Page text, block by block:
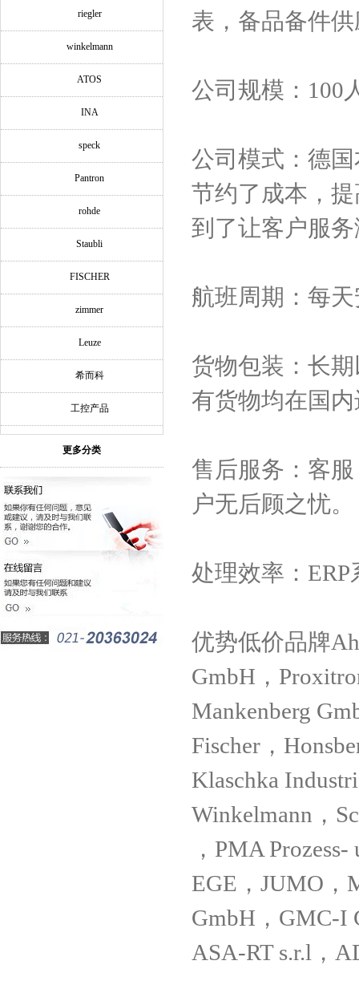
riegler
winkelmann
ATOS
INA
speck
Pantron
rohde
Staubli
FISCHER
zimmer
Leuze
希而科
工控产品
更多分类
表，备品备件
公司规模：100
公司模式：德
节约了成本，
到了让客户服
航班周期：每
货物包装：长
有货物均在国
售后服务：客
户无后顾之忧。
处理效率：
优势低价品牌
GmbH，
Mankenberg
Fischer，
Klaschka
Winkelmann，
，PMA
EGE，JUMO，
GmbH，GMC-I
ASA-RT s.r.l，